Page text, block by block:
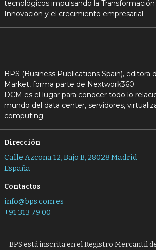
tecnológicos impulsando la
Innovación y el crecimiento empresarial.
BPS (Business Publications Spain), editora
Market, forma parte de Nextwork360.
DCM es el lugar para conocer todo lo
mundo del data center, servidores,
computing.
Dirección
Calle Azcona 12, Bajo B, 28028 Madrid
España
Contactos
info@bps.com.es
+91 313 79 00
BPS está inscrita en el Registro Mercantil